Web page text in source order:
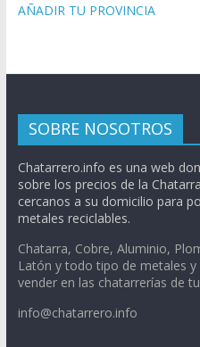
AÑADIR TU PROVINCIA
SOBRE NOSOTROS
Chatarrero.info es una web
sobre los precios de la
cercanos a su domicilio para
metales reciclables.
Chatarra, Cobre, Aluminio,
Latón y todo tipo de metales
vender en las chatarrerías de
info@chatarrero.info